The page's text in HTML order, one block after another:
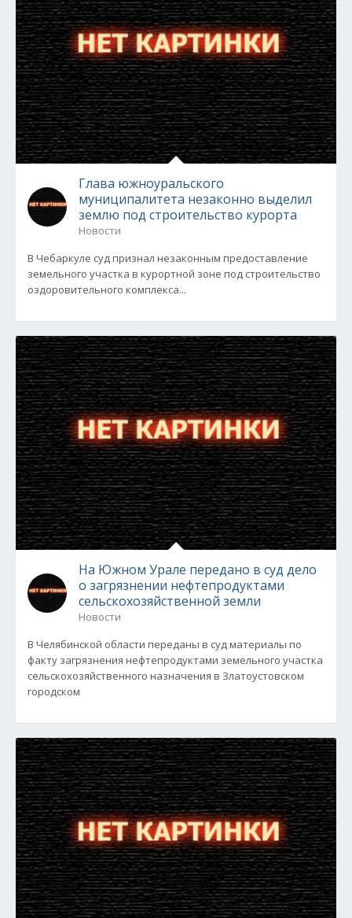
Глава южноуральского
муниципалитета незаконно выделил
землю под строительство курорта
Новости
В Чебаркуле суд признал незаконным предоставление
земельного участка в курортной зоне под строительство
оздоровительного комплекса...
На Южном Урале передано в суд дело
о загрязнении нефтепродуктами
сельскохозяйственной земли
Новости
В Челябинской области переданы в суд материалы по
факту загрязнения нефтепродуктами земельного участка
сельскохозяйственного назначения в Златоустовском
городском